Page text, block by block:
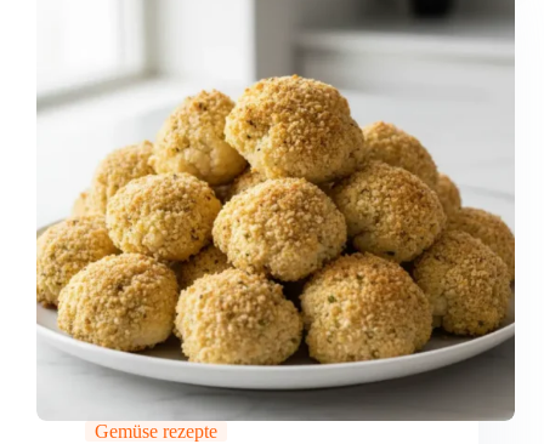
Gemüse rezepte